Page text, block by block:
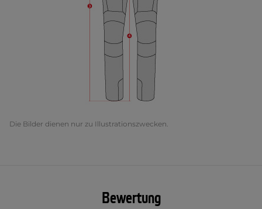
Die Bilder dienen nur zu Illustrationszwecken.
Bewertung